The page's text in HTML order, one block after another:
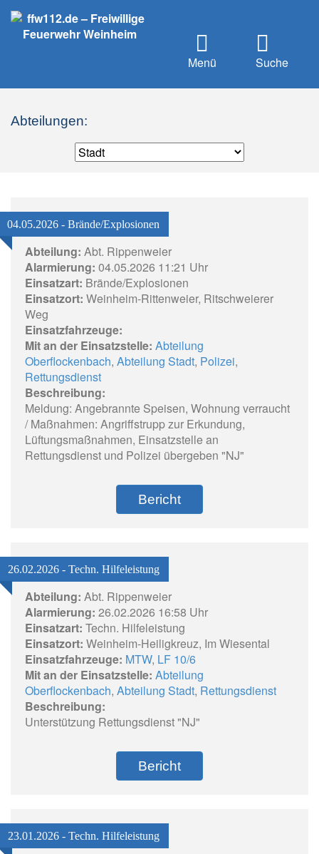
Menü Suche
Abteilungen:
04.05.2026 - Brände/Explosionen
Abteilung: Abt. Rippenweier
Alarmierung: 04.05.2026 11:21 Uhr
Einsatzart: Brände/Explosionen
Einsatzort: Weinheim-Rittenweier, Ritschweierer
Weg
Einsatzfahrzeuge:
Mit an der Einsatzstelle: Abteilung
Oberflockenbach, Abteilung Stadt, Polizei,
Rettungsdienst
Beschreibung:
Meldung: Angebrannte Speisen, Wohnung verraucht
/ Maßnahmen: Angriffstrupp zur Erkundung,
Lüftungsmaßnahmen, Einsatzstelle an
Rettungsdienst und Polizei übergeben "NJ"
Bericht
26.02.2026 - Techn. Hilfeleistung
Abteilung: Abt. Rippenweier
Alarmierung: 26.02.2026 16:58 Uhr
Einsatzart: Techn. Hilfeleistung
Einsatzort: Weinheim-Heiligkreuz, Im Wiesental
Einsatzfahrzeuge: MTW, LF 10/6
Mit an der Einsatzstelle: Abteilung
Oberflockenbach, Abteilung Stadt, Rettungsdienst
Beschreibung:
Unterstützung Rettungsdienst "NJ"
Bericht
23.01.2026 - Techn. Hilfeleistung